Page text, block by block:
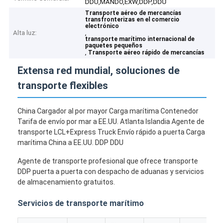
DDU,MANDO,EXW,DDP,DDU
Alta luz:
Transporte aéreo de mercancías
transfronterizas en el comercio
electrónico
,
transporte marítimo internacional de
paquetes pequeños
, Transporte aéreo rápido de mercancías
Extensa red mundial, soluciones de
transporte flexibles
China Cargador al por mayor Carga marítima Contenedor
Tarifa de envío por mar a EE.UU. Atlanta Islandia Agente de
transporte LCL+Express Truck Envío rápido a puerta Carga
marítima China a EE.UU. DDP DDU
Agente de transporte profesional que ofrece transporte
DDP puerta a puerta con despacho de aduanas y servicios
de almacenamiento gratuitos.
Servicios de transporte marítimo